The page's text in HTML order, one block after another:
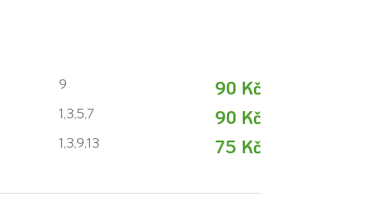
9
90 Kč
1,3,5,7
90 Kč
1,3,9,13 75 Kč